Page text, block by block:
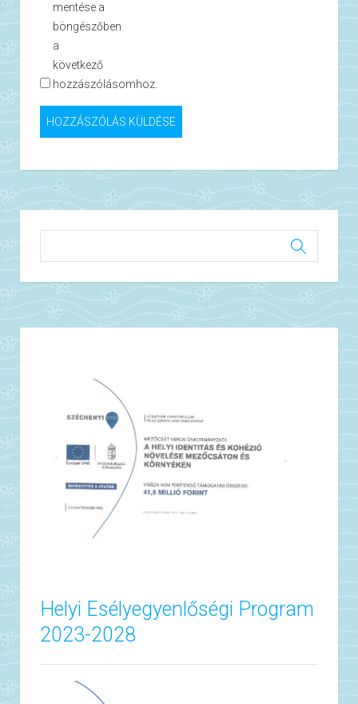
mentése a
böngészőben
a
következő
hozzászólásomhoz.
Helyi Esélyegyenlőségi Program
2023-2028